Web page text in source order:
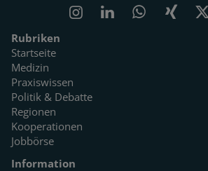
Rubriken
Startseite
Medizin
Praxiswissen
Politik & Debatte
Regionen
Kooperationen
Jobbörse
Information